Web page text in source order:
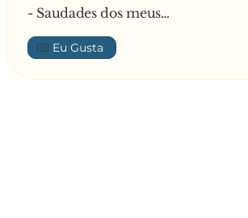
- Saudades dos meus…
👍🏼